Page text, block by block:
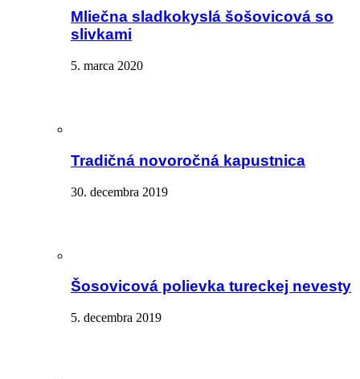
Mliečna sladkokyslá šošovicová so
slivkami
5. marca 2020
Tradičná novoročná kapustnica
30. decembra 2019
Šosovicová polievka tureckej nevesty
5. decembra 2019